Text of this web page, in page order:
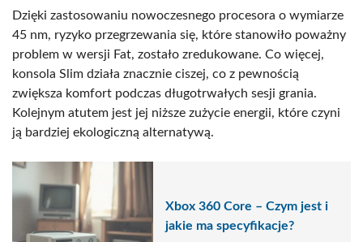
Dzięki zastosowaniu nowoczesnego procesora o wymiarze
45 nm, ryzyko przegrzewania się, które stanowiło poważny
problem w wersji Fat, zostało zredukowane. Co więcej,
konsola Slim działa znacznie ciszej, co z pewnością
zwiększa komfort podczas długotrwałych sesji grania.
Kolejnym atutem jest jej niższe zużycie energii, które czyni
ją bardziej ekologiczną alternatywą.
Xbox 360 Core – Czym jest i
jakie ma specyfikacje?